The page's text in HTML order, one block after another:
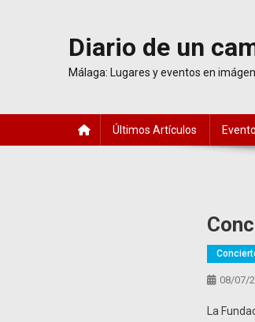
Diario de un
Málaga: Lugares y eventos en
Últimos Artículos
08/07/
La